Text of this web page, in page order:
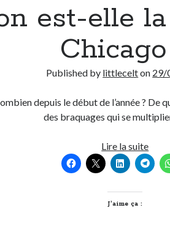
est-elle
Published by littlecelton 29/
depuis le début de l’année ? De
des braquages qui se
Lire la suiteLyon
est-
elle
J’aime ça :